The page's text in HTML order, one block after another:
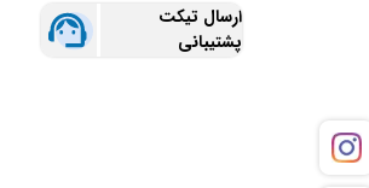
ارسال تیکت
پشتیبانی